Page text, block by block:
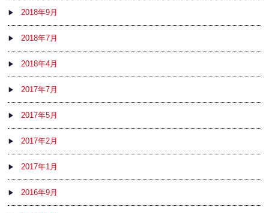
2018年9月
2018年7月
2018年4月
2017年7月
2017年5月
2017年2月
2017年1月
2016年9月